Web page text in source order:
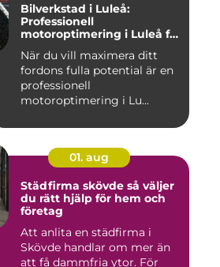
Bilverkstad i Luleå:
Professionell
motoroptimering i Luleå för
När du vill maximera ditt
fordons fulla potential är en
professionell
motoroptimering i Lu...
01. aug
Städfirma skövde så väljer
du rätt hjälp för hem och
företag
Att anlita en städfirma i
Skövde handlar om mer än
att få dammfria ytor. För